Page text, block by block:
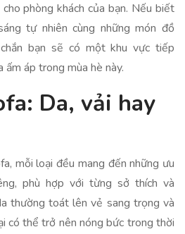
phòng khách của bạn. Nếu biết
tự nhiên cùng những món đồ
bạn sẽ có một khu vực tiếp
áp trong mùa hè này.
Da, vải hay
mỗi loại đều mang đến những ưu
phù hợp với từng sở thích và
thường toát lên vẻ sang trọng và
có thể trở nên nóng bức trong thời